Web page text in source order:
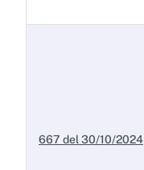
667 del 30/10/2024